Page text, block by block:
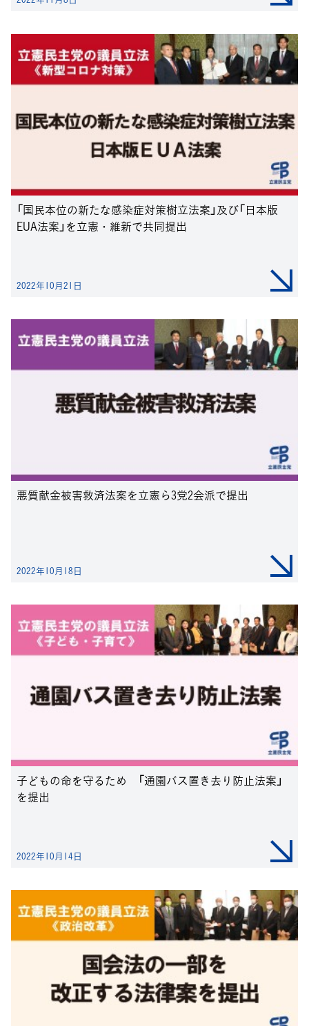
「国民本位の新たな感染症対策樹立法案」及び「日本版
EUA法案」を立憲・維新で共同提出
2022年10月21日
悪質献金被害救済法案を立憲ら3党2会派で提出
2022年10月18日
子どもの命を守るため 「通園バス置き去り防止法案」
を提出
2022年10月14日